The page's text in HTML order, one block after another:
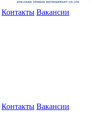
Контакты Вакансии
Контакты Вакансии